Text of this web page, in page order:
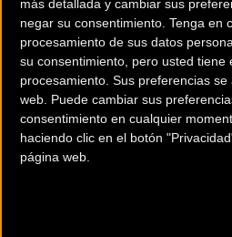
más detallada y cambiar sus
negar su consentimiento. Tenga en
procesamiento de sus datos
su consentimiento, pero usted tiene
procesamiento. Sus preferencias
web. Puede cambiar sus
consentimiento en cualquier
haciendo clic en el botón
página web.
¿Eres el propietario de esta tienda?
Premium para llegar a
Comercios Bz